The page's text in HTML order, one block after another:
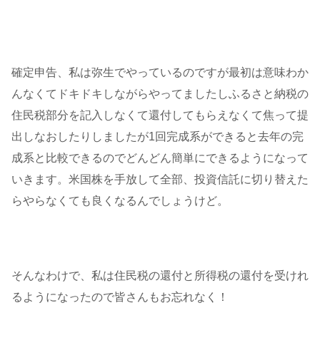
確定申告、私は弥生でやっているのですが最初は意味わか
んなくてドキドキしながらやってましたしふるさと納税の
住民税部分を記入しなくて還付してもらえなくて焦って提
出しなおしたりしましたが1回完成系ができると去年の完
成系と比較できるのでどんどん簡単にできるようになって
いきます。米国株を手放して全部、投資信託に切り替えた
らやらなくても良くなるんでしょうけど。
そんなわけで、私は住民税の還付と所得税の還付を受けれ
るようになったので皆さんもお忘れなく！